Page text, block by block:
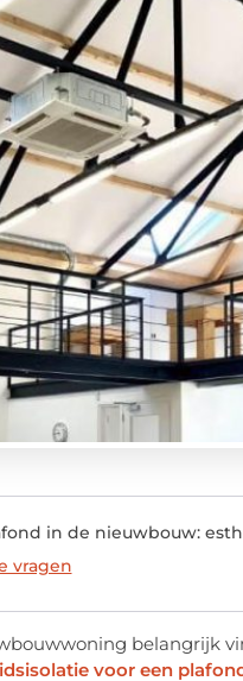
in de nieuwbouw:
vragen
belangrijk
voor een